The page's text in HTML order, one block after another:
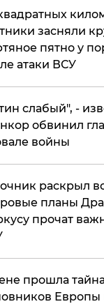
засняли
пятно у
атаки ВСУ
слабый", -
обвинил
войны
раскрыл
планы
прочат
прошла